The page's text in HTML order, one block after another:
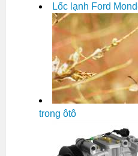
Lốc lạnh Ford
trong ôtô